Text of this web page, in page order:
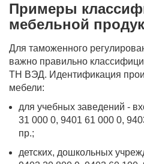
Примеры
мебельной
Для таможенного
важно правильно
ТН ВЭД. Идентификация
мебели:
для учебных заведений -
31 000 0, 9401 61 000 0,
пр.;
детских, дошкольных